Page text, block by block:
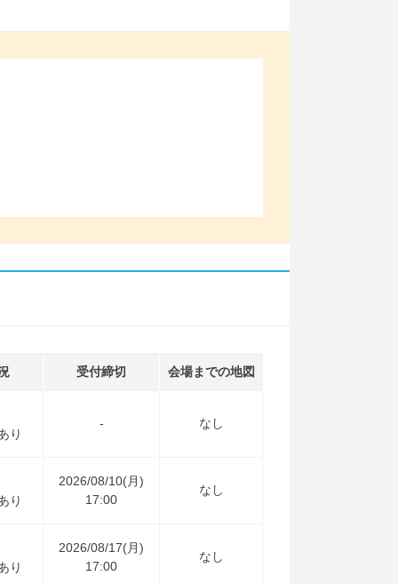
受付締切 会場までの地図
り
- なし
り
2026/08/10(月)
17:00
なし
り
2026/08/17(月)
17:00
なし